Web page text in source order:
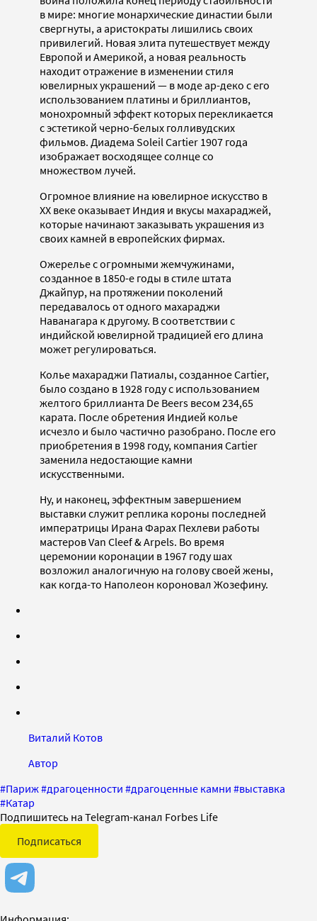
в мире: многие монархические династии были
свергнуты, а аристократы лишились своих
привилегий. Новая элита путешествует между
Европой и Америкой, а новая реальность
находит отражение в изменении стиля
ювелирных украшений — в моде ар-деко с его
использованием платины и бриллиантов,
монохромный эффект которых перекликается
с эстетикой черно-белых голливудских
фильмов. Диадема Soleil Cartier 1907 года
изображает восходящее солнце со
множеством лучей.
Огромное влияние на ювелирное искусство в
ХХ веке оказывает Индия и вкусы махараджей,
которые начинают заказывать украшения из
своих камней в европейских фирмах.
Ожерелье с огромными жемчужинами,
созданное в 1850-е годы в стиле штата
Джайпур, на протяжении поколений
передавалось от одного махараджи
Наванагара к другому. В соответствии с
индийской ювелирной традицией его длина
может регулироваться.
Колье махараджи Патиалы, созданное Cartier,
было создано в 1928 году с использованием
желтого бриллианта De Beers весом 234,65
карата. После обретения Индией колье
исчезло и было частично разобрано. После его
приобретения в 1998 году, компания Cartier
заменила недостающие камни
искусственными.
Ну, и наконец, эффектным завершением
выставки служит реплика короны последней
императрицы Ирана Фарах Пехлеви работы
мастеров Van Cleef & Arpels. Во время
церемонии коронации в 1967 году шах
возложил аналогичную на голову своей жены,
как когда-то Наполеон короновал Жозефину.
Виталий Котов
Автор
#Париж#драгоценности #драгоценные камни #выставка
#Катар
Подпишитесь на Telegram-канал Forbes Life
Подписаться